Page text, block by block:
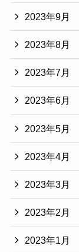
2023年9月
2023年8月
2023年7月
2023年6月
2023年5月
2023年4月
2023年3月
2023年2月
2023年1月